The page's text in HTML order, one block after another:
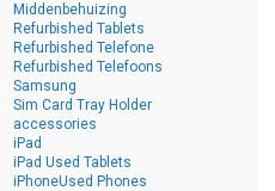
Middenbehuizing
Refurbished Tablets
Refurbished Telefone
Refurbished Telefoons
Samsung
Sim Card Tray Holder
accessories
iPad
iPad Used Tablets
iPhoneUsed Phones